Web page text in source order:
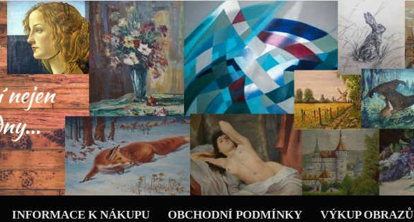
INFORMACE K NÁKUPU OBCHODNÍ PODMÍNKY VÝKUP OBRAZŮ